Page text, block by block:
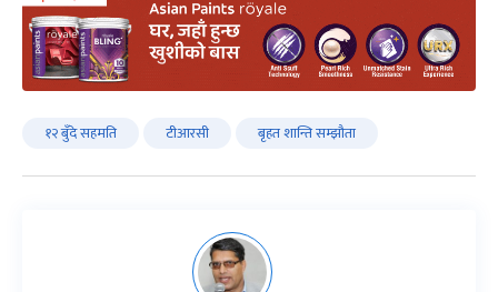
१२ बुँदे सहमति टीआरसी बृहत शान्ति सम्झौता